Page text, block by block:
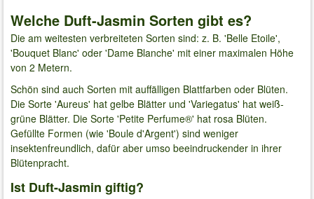
Welche Duft-Jasmin Sorten gibt es?
Die am weitesten verbreiteten Sorten sind: z. B. 'Belle Etoile',
'Bouquet Blanc' oder 'Dame Blanche' mit einer maximalen Höhe
von 2 Metern.
Schön sind auch Sorten mit auffälligen Blattfarben oder Blüten.
Die Sorte 'Aureus' hat gelbe Blätter und 'Variegatus' hat weiß-
grüne Blätter. Die Sorte 'Petite Perfume®' hat rosa Blüten.
Gefüllte Formen (wie 'Boule d'Argent') sind weniger
insektenfreundlich, dafür aber umso beeindruckender in ihrer
Blütenpracht.
Ist Duft-Jasmin giftig?